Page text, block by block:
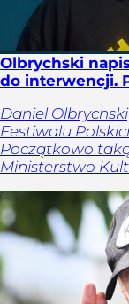
Olbrychski
do interwencji.
Daniel
Festiwalu
Początkowo
Ministerstwo